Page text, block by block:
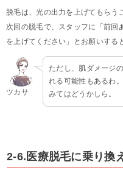
脱毛は、光の出力を上げてもらう
次回の脱毛で、スタッフに「前回
を上げてください」とお願いする
ツカサ
ただし、肌ダメージ
れる可能性もあるわ
みてはどうかしら。
2-6.医療脱毛に乗り換